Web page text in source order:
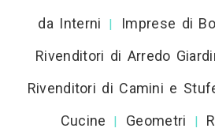
da Interni
| Imprese di
Rivenditori di Arredo
Rivenditori di Camini e
Cucine
| Geometri |